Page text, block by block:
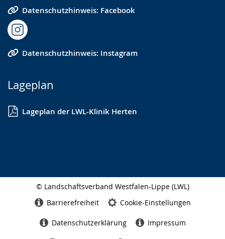
Datenschutzhinweis: Facebook
Datenschutzhinweis: Instagram
Lageplan
Lageplan der LWL-Klinik Herten
© Landschaftsverband Westfalen-Lippe (LWL)
Barrierefreiheit Cookie-Einstellungen
Datenschutzerklärung Impressum